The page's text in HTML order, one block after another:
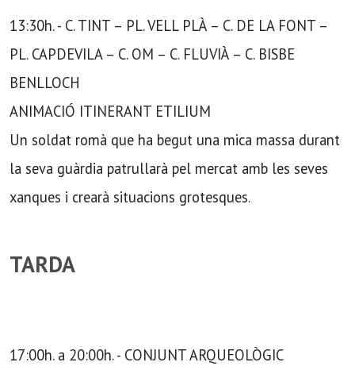
13:30h. - C. TINT – PL. VELL PLÀ – C. DE LA FONT –
PL. CAPDEVILA – C. OM – C. FLUVIÀ – C. BISBE
BENLLOCH
ANIMACIÓ ITINERANT ETILIUM
Un soldat romà que ha begut una mica massa durant
la seva guàrdia patrullarà pel mercat amb les seves
xanques i crearà situacions grotesques.
TARDA
17:00h. a 20:00h. - CONJUNT ARQUEOLÒGIC